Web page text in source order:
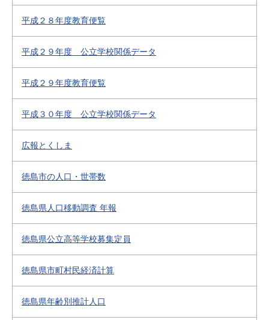
平成２８年度教育便覧
平成２９年度 公立学校関係データ
平成２９年度教育便覧
平成３０年度 公立学校関係データ
広報とくしま
徳島市の人口・世帯数
徳島県人口移動調査 年報
徳島県公立高等学校募集定員
徳島県市町村民経済計算
徳島県年齢別推計人口